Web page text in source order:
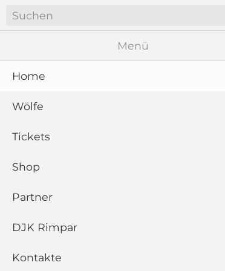
Navigation
überspringen
HOME WÖLFE
Menü
Home
Wölfe
Tickets
Shop
Partner
DJK Rimpar
Kontakte